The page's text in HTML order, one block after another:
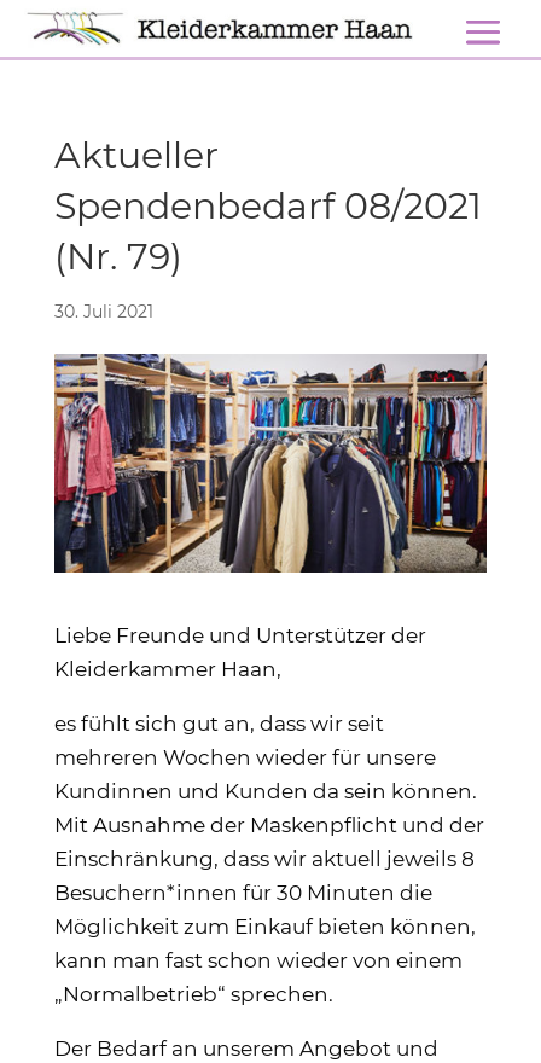
Aktueller
Spendenbedarf 08/2021
(Nr. 79)
30. Juli 2021
Liebe Freunde und Unterstützer der
Kleiderkammer Haan,
es fühlt sich gut an, dass wir seit
mehreren Wochen wieder für unsere
Kundinnen und Kunden da sein können.
Mit Ausnahme der Maskenpflicht und der
Einschränkung, dass wir aktuell jeweils 8
Besuchern*innen für 30 Minuten die
Möglichkeit zum Einkauf bieten können,
kann man fast schon wieder von einem
„Normalbetrieb“ sprechen.
Der Bedarf an unserem Angebot und